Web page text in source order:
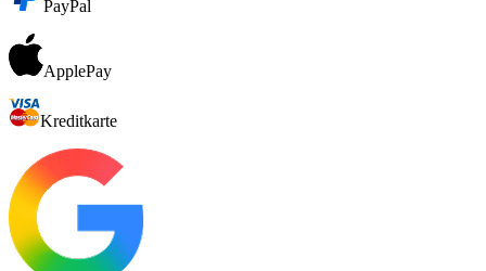
PayPal
ApplePay
Kreditkarte